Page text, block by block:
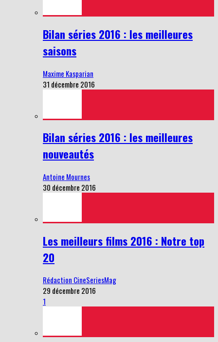
Bilan séries 2016 : les meilleures
saisons
Maxime Kasparian
31 décembre 2016
Bilan séries 2016 : les meilleures
nouveautés
Antoine Mournes
30 décembre 2016
Les meilleurs films 2016 : Notre top
20
Rédaction CineSeriesMag
29 décembre 2016
1